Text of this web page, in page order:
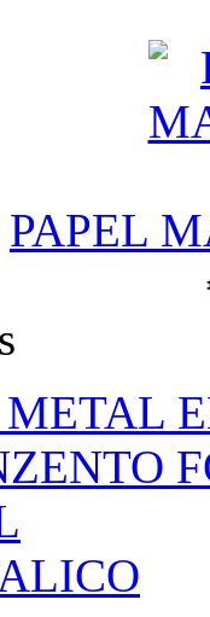
PAPEL
METAL